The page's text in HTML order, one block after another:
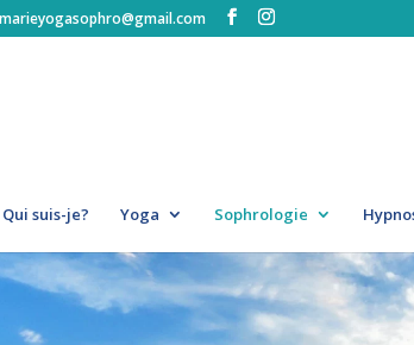
marieyogasophro@gmail.com
Qui suis-je? Yoga Sophrologie